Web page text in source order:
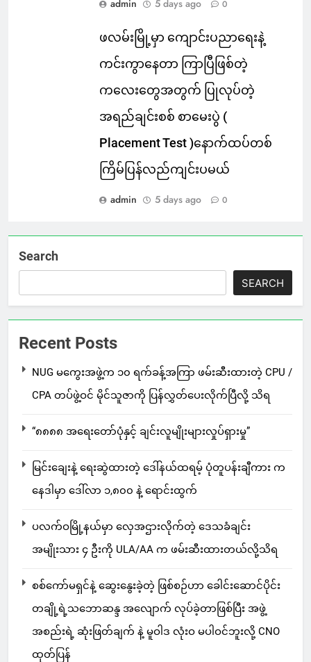
admin 5 days ago 0
ဖလမ်းမြို့မှာ ကျောင်းပညာရေးနဲ့
ကင်းကွာနေတာ ကြာပြီဖြစ်တဲ့
ကလေးတွေအတွက် ပြုလုပ်တဲ့
အရည်ချင်းစစ် စာမေးပွဲ (
Placement Test )နောက်ထပ်တစ်
ကြိမ်ပြန်လည်ကျင်းပမယ်
admin 5 days ago 0
Search
SEARCH
Recent Posts
NUG မကွေးအဖွဲ့က ၁၀ ရက်ခန့်အကြာ ဖမ်းဆီးထားတဲ့ CPU /
CPA တပ်ဖွဲ့ဝင် မိုင်သူဇာကို ပြန်လွှတ်ပေးလိုက်ပြီလို့ သိရ
“၈၈၈၈ အရေးတော်ပုံနှင့် ချင်းလူမျိုးများလှုပ်ရှားမှု”
မြင်းချေးနဲ့ ရေးဆွဲထားတဲ့ ဒေါ်နယ်ထရမ့် ပုံတူပန်းချီကား က
နေဒါမှာ ဒေါ်လာ ၁,၈၀၀ နဲ့ ရောင်းထွက်
ပလက်ဝမြို့နယ်မှာ လှေအဌားလိုက်တဲ့ ဒေသခံချင်း
အမျိုးသား ၄ ဦးကို ULA/AA က ဖမ်းဆီးထားတယ်လို့သိရ
စစ်ကော်မရှင်နဲ့ ဆွေးနွေးခဲ့တဲ့ ဖြစ်စဉ်ဟာ ခေါင်းဆောင်ပိုင်း
တချို့ရဲ့သဘောဆန္ဒ အလျောက် လုပ်ခဲ့တာဖြစ်ပြီး အဖွဲ့
အစည်းရဲ့ ဆုံးဖြတ်ချက် နဲ့ မူဝါဒ လုံးဝ မပါဝင်ဘူးလို့ CNO
ထုတ်ပြန်